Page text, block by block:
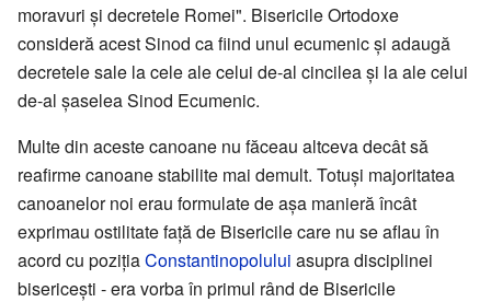
moravuri și decretele Romei". Bisericile Ortodoxe
consideră acest Sinod ca fiind unul ecumenic și adaugă
decretele sale la cele ale celui de-al cincilea și la ale celui
de-al șaselea Sinod Ecumenic.
Multe din aceste canoane nu făceau altceva decât să
reafirme canoane stabilite mai demult. Totuși majoritatea
canoanelor noi erau formulate de așa manieră încât
exprimau ostilitate față de Bisericile care nu se aflau în
acord cu pozițiaConstantinopolului asupra disciplinei
bisericești - era vorba în primul rând de Bisericile